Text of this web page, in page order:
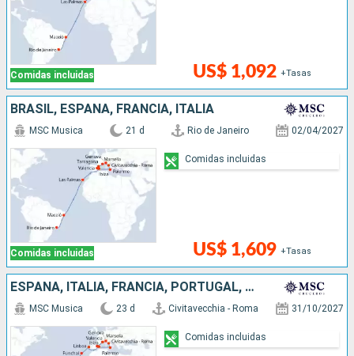
Comidas incluidas US$ 1,092 +Tasas
BRASIL, ESPAÑA, FRANCIA, ITALIA
Comidas incluidas
MSC Musica 21 d Rio de Janeiro 02/04/2027
US$ 1,609 +Tasas
Comidas incluidas
ESPAÑA, ITALIA, FRANCIA, PORTUGAL, BRASIL
MSC Musica 23 d Civitavecchia - Roma 31/10/2027
Comidas incluidas